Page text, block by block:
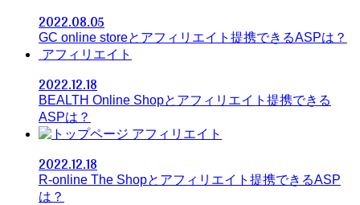
2022.08.05
GC online storeとアフィリエイト提携できるASPは？
アフィリエイト
2022.12.18
BEALTH Online Shopとアフィリエイト提携できる
ASPは？
アフィリエイト
2022.12.18
R-online The Shopとアフィリエイト提携できるASP
は？